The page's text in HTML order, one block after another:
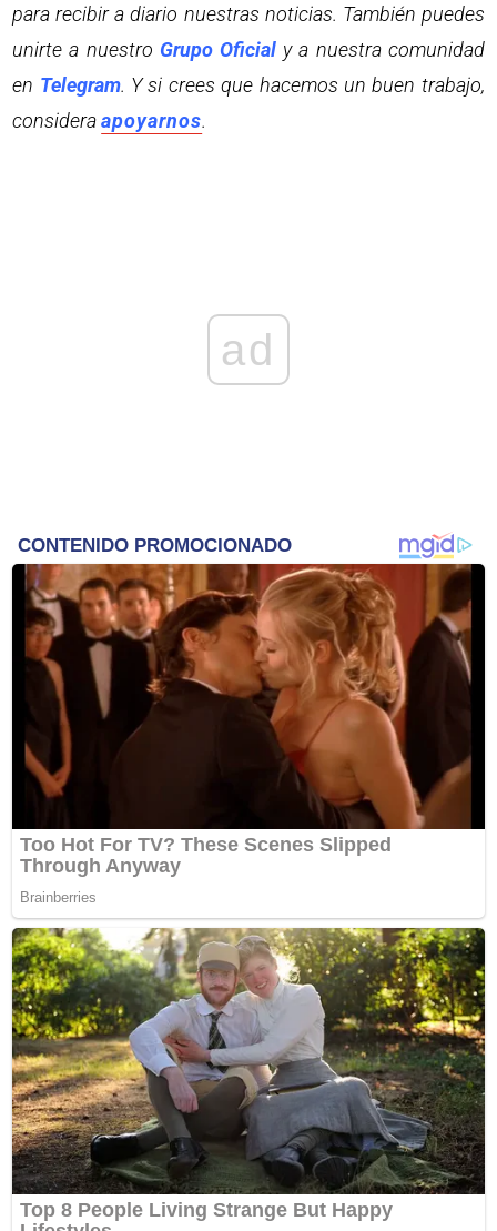
para recibir a diario nuestras noticias. También puedes
unirte a nuestro Grupo Oficial y a nuestra comunidad
en Telegram. Y si crees que hacemos un buen trabajo,
consideraapoyarnos.
ad